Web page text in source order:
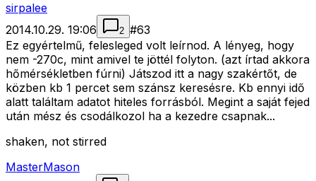
sirpalee
2014.10.29. 19:06
2 #63
Ez egyértelmű, felesleged volt leírnod. A lényeg, hogy
nem -270c, mint amivel te jöttél folyton. (azt írtad akkora
hőmérsékletben fúrni) Játszod itt a nagy szakértőt, de
közben kb 1 percet sem szánsz keresésre. Kb ennyi idő
alatt találtam adatot hiteles forrásból. Megint a saját fejed
után mész és csodálkozol ha a kezedre csapnak...
shaken, not stirred
MasterMason